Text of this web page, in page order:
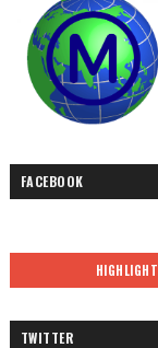
FACEBOOK
HIGHLIGHT
TWITTER